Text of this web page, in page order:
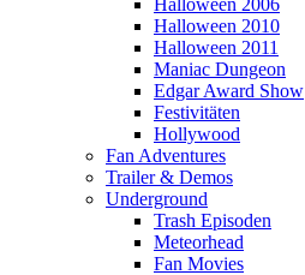
Halloween 2006
Halloween 2010
Halloween 2011
Maniac Dungeon
Edgar Award Show
Festivitäten
Hollywood
Fan Adventures
Trailer & Demos
Underground
Trash Episoden
Meteorhead
Fan Movies